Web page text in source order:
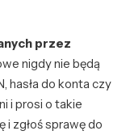
przez
nigdy nie będą
hasła do konta czy
i prosi o takie
zgłoś sprawę do